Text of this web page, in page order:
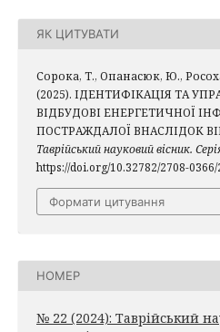
ЯК ЦИТУВАТИ
Сорока, Т., Опанасюк, Ю.,
(2025). ІДЕНТИФІКАЦІЯ ТА
ВІДБУДОВІ ЕНЕРГЕТИЧНОЇ
ПОСТРАЖДАЛОЇ ВНАСЛІДОК
Таврійський науковий вісник.
https://doi.org/10.32782/2708-0366/
Формати цитування
НОМЕР
№ 22 (2024): Таврійський